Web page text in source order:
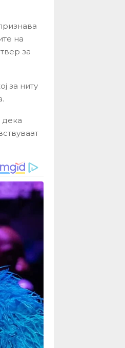
на
за
за ниту
дека